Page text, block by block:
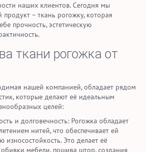
наших клиентов. Сегодня мы
– ткань рогожку, которая
прочность, эстетическую
ткани рогожка от
нашей компанией, обладает рядом
которые делают её идеальным
целей:
и долговечность: Рогожка обладает
нитей, что обеспечивает ей
износостойкость. Это делает её
мебели, пошива штор, создания